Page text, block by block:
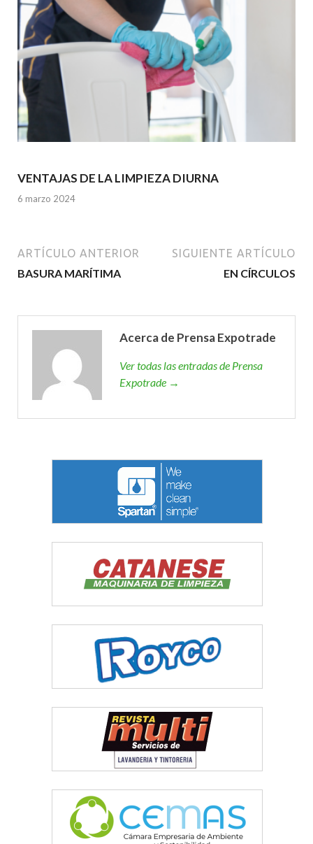
VENTAJAS DE LA LIMPIEZA DIURNA
6 marzo 2024
ARTÍCULO ANTERIOR
BASURA MARÍTIMA
SIGUIENTE ARTÍCULO
EN CÍRCULOS
Acerca de Prensa Expotrade
Ver todas las entradas de Prensa
Expotrade →